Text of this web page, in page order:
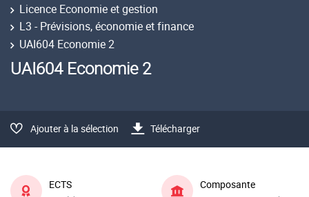
Licence Economie et gestion
L3 - Prévisions, économie et finance
UAI604 Economie 2
UAI604 Economie 2
Ajouter à la sélection Télécharger
ECTS
Composante